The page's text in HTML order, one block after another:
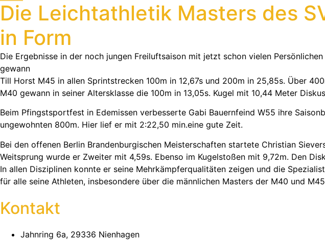
Die Leichtathletik Masters des
in Form
Die Ergebnisse in der noch jungen Freiluftsaison mit jetzt schon vielen
gewann
Till Horst M45 in allen Sprintstrecken 100m in 12,67s und 200m in 25,85s. Über
M40 gewann in seiner Altersklasse die 100m in 13,05s. Kugel mit 10,44 Meter
Beim Pfingstsportfest in Edemissen verbesserte Gabi Bauernfeind W55 ihre
ungewohnten 800m. Hier lief er mit 2:22,50 min.eine gute Zeit.
Bei den offenen Berlin Brandenburgischen Meisterschaften startete Christian
Weitsprung wurde er Zweiter mit 4,59s. Ebenso im Kugelstoßen mit 9,72m. Den
In allen Disziplinen konnte er seine Mehrkämpferqualitäten zeigen und die
für alle seine Athleten, insbesondere über die männlichen Masters der M40 und
Kontakt
Jahnring 6a, 29336 Nienhagen